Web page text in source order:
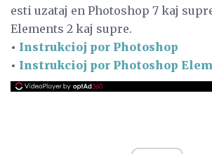
esti uzataj en Photoshop 7 kaj
Elements 2 kaj supre.
• Instrukcioj por Photoshop
• Instrukcioj por Photoshop